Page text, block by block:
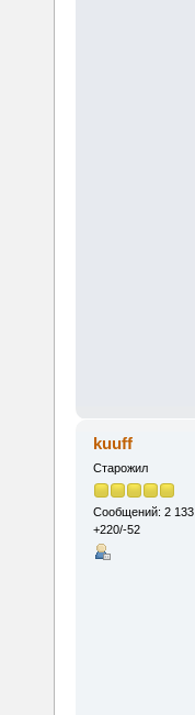
kuuff
Старожил
Сообщений: 2 133
+220/-52